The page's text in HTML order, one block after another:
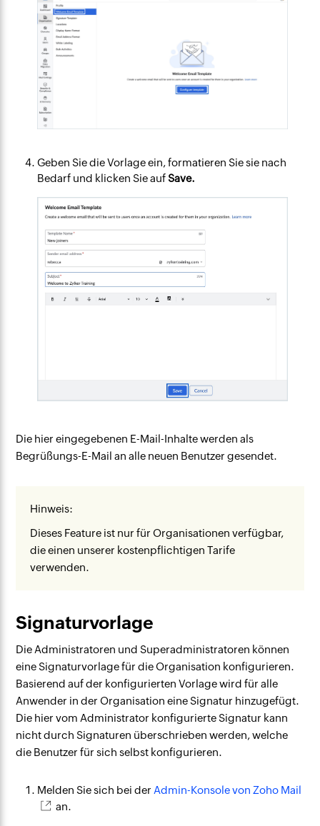
Geben Sie die Vorlage ein, formatieren Sie sie nach
Bedarf und klicken Sie aufSave.
Die hier eingegebenen E-Mail-Inhalte werden als
Begrüßungs-E-Mail an alle neuen Benutzer gesendet.
Hinweis:
Dieses Feature ist nur für Organisationen verfügbar,
die einen unserer kostenpflichtigen Tarife
verwenden.
Signaturvorlage
Die Administratoren und Superadministratoren können
eine Signaturvorlage für die Organisation konfigurieren.
Basierend auf der konfigurierten Vorlage wird für alle
Anwender in der Organisation eine Signatur hinzugefügt.
Die hier vom Administrator konfigurierte Signatur kann
nicht durch Signaturen überschrieben werden, welche
die Benutzer für sich selbst konfigurieren.
Melden Sie sich bei der Admin-Konsole von Zoho Mail
an.